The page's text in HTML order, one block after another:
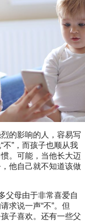
的影响的人，容易写
不”，而孩子也顺从我
。可能，当他长大迈
他自己就不知道该做
父母由于非常喜爱自
求说一声“不”。但
子喜欢。还有一些父